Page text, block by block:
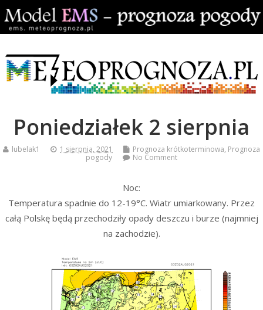
Poniedziałek 2 sierpnia
lubelak1 1 sierpnia, 2021 Prognoza krótkoterminowa, Prognoza
pogody
No Comment
Noc:
Temperatura spadnie do 12-19°C. Wiatr umiarkowany. Przez
całą Polskę będą przechodziły opady deszczu i burze (najmniej
na zachodzie).